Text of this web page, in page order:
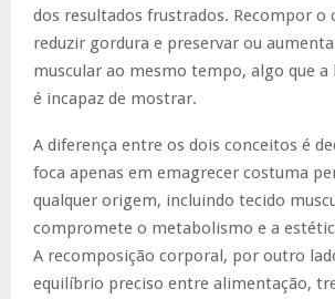
dos resultados frustrados. Recompor o
reduzir gordura e preservar ou
muscular ao mesmo tempo, algo que a
é incapaz de mostrar.
A diferença entre os dois conceitos é
foca apenas em emagrecer costuma
qualquer origem, incluindo tecido
compromete o metabolismo e a
A recomposição corporal, por outro
equilíbrio preciso entre alimentação,